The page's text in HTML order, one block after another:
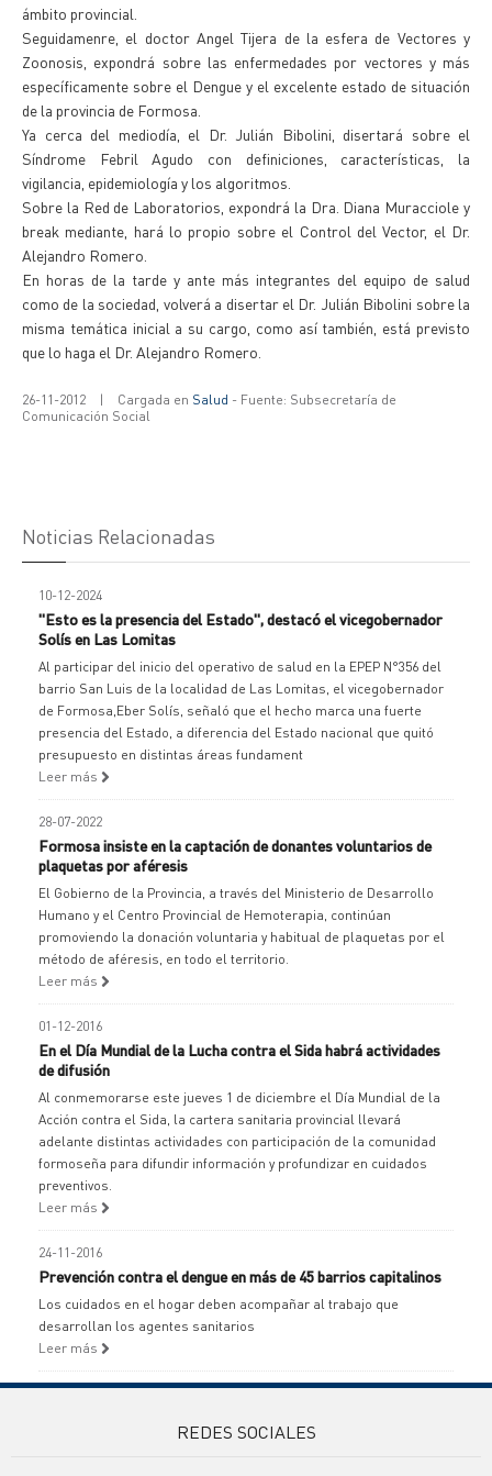
ámbito provincial.
Seguidamenre, el doctor Angel Tijera de la esfera de Vectores y
Zoonosis, expondrá sobre las enfermedades por vectores y más
específicamente sobre el Dengue y el excelente estado de situación
de la provincia de Formosa.
Ya cerca del mediodía, el Dr. Julián Bibolini, disertará sobre el
Síndrome Febril Agudo con definiciones, características, la
vigilancia, epidemiología y los algoritmos.
Sobre la Red de Laboratorios, expondrá la Dra. Diana Muracciole y
break mediante, hará lo propio sobre el Control del Vector, el Dr.
Alejandro Romero.
En horas de la tarde y ante más integrantes del equipo de salud
como de la sociedad, volverá a disertar el Dr. Julián Bibolini sobre la
misma temática inicial a su cargo, como así también, está previsto
que lo haga el Dr. Alejandro Romero.
26-11-2012 | Cargada en Salud - Fuente: Subsecretaría de
Comunicación Social
Noticias Relacionadas
10-12-2024
"Esto es la presencia del Estado", destacó el vicegobernador
Solís en Las Lomitas
Al participar del inicio del operativo de salud en la EPEP N°356 del
barrio San Luis de la localidad de Las Lomitas, el vicegobernador
de Formosa,Eber Solís, señaló que el hecho marca una fuerte
presencia del Estado, a diferencia del Estado nacional que quitó
presupuesto en distintas áreas fundament
Leer más
28-07-2022
Formosa insiste en la captación de donantes voluntarios de
plaquetas por aféresis
El Gobierno de la Provincia, a través del Ministerio de Desarrollo
Humano y el Centro Provincial de Hemoterapia, continúan
promoviendo la donación voluntaria y habitual de plaquetas por el
método de aféresis, en todo el territorio.
Leer más
01-12-2016
En el Día Mundial de la Lucha contra el Sida habrá actividades
de difusión
Al conmemorarse este jueves 1 de diciembre el Día Mundial de la
Acción contra el Sida, la cartera sanitaria provincial llevará
adelante distintas actividades con participación de la comunidad
formoseña para difundir información y profundizar en cuidados
preventivos.
Leer más
24-11-2016
Prevención contra el dengue en más de 45 barrios capitalinos
Los cuidados en el hogar deben acompañar al trabajo que
desarrollan los agentes sanitarios
Leer más
REDES SOCIALES